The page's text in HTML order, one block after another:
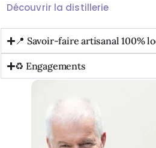
Découvrir la distillerie
📍 Savoir-faire artisanal 100%
♻️ Engagements